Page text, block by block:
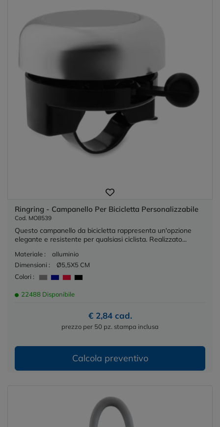
Ringring - Campanello Per Bicicletta Personalizzabile
Cod. MO8539
Questo campanello da bicicletta rappresenta un'opzione
elegante e resistente per qualsiasi ciclista. Realizzato...
Materiale :
alluminio
Dimensioni :
Ø5,5X5 CM
Colori :
22488 Disponibile
€ 2,84 cad.
prezzo per 50 pz. stampa inclusa
Calcola preventivo